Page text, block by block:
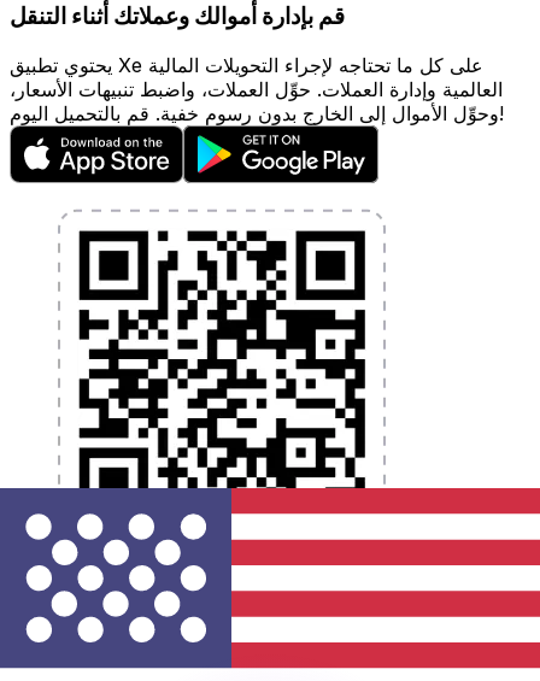
قم بإدارة أموالك وعملاتك أثناء التنقل
يحتوي تطبيق Xe على كل ما تحتاجه لإجراء التحويلات المالية
العالمية وإدارة العملات. حوِّل العملات، واضبط تنبيهات الأسعار،
وحوِّل الأموال إلى الخارج بدون رسوم خفية. قم بالتحميل اليوم!